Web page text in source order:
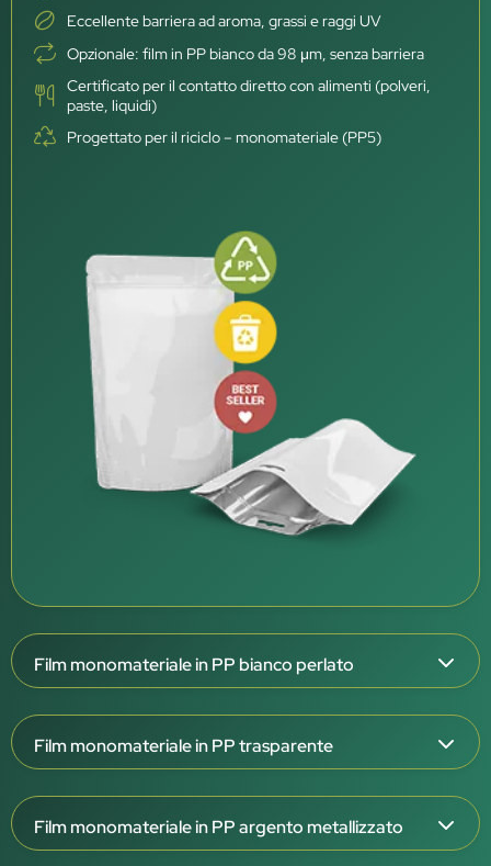
Eccellente barriera ad aroma, grassi e raggi UV
Opzionale: film in PP bianco da 98 μm, senza barriera
Certificato per il contatto diretto con alimenti (polveri,
paste, liquidi)
Progettato per il riciclo – monomateriale (PP5)
Film monomateriale in PP bianco perlato
Struttura triplex: OPP/OPPmet/CPP W
Barriera molto elevata (OTR <0,1 / WVTR <0,1)
Eccellente barriera ad aroma, grassi e raggi UV
Film monomateriale in PP trasparente
Struttura triplex: OPP/OPP/CPP T
Film monomateriale in PP argento metallizzato